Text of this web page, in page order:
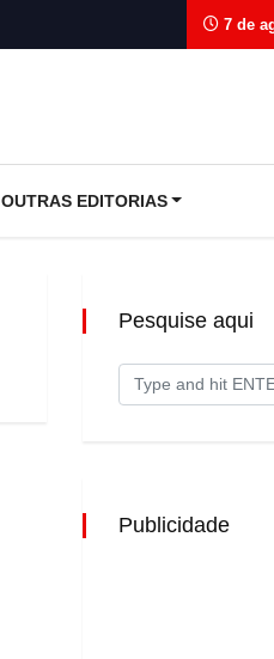
7 de
OUTRAS EDITORIAS
Pesquise aqui
Publicidade